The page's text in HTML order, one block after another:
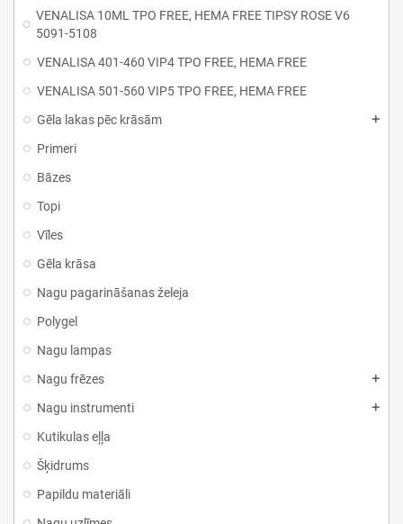
VENALISA 10ML TPO FREE, HEMA FREE TIPSY ROSE V6
5091-5108
VENALISA 401-460 VIP4 TPO FREE, HEMA FREE
VENALISA 501-560 VIP5 TPO FREE, HEMA FREE
Gēla lakas pēc krāsām
Primeri
Bāzes
Topi
Vīles
Gēla krāsa
Nagu pagarināšanas želeja
Polygel
Nagu lampas
Nagu frēzes
Nagu instrumenti
Kutikulas eļļa
Šķidrums
Papildu materiāli